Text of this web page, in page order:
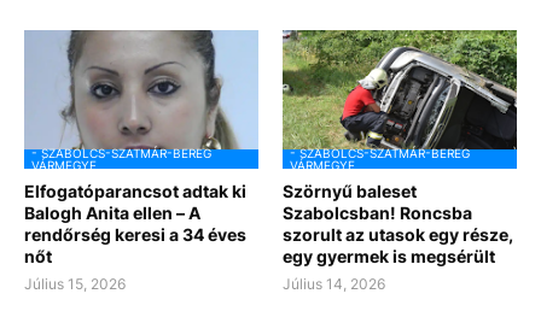
- SZABOLCS-SZATMÁR-BEREG
VÁRMEGYE
Elfogatóparancsot adtak ki
Balogh Anita ellen – A
rendőrség keresi a 34 éves
nőt
Július 15, 2026
- SZABOLCS-SZATMÁR-BEREG
VÁRMEGYE
Szörnyű baleset
Szabolcsban! Roncsba
szorult az utasok egy része,
egy gyermek is megsérült
Július 14, 2026